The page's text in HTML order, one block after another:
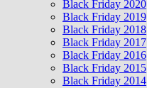
Black Friday 2020
Black Friday 2019
Black Friday 2018
Black Friday 2017
Black Friday 2016
Black Friday 2015
Black Friday 2014